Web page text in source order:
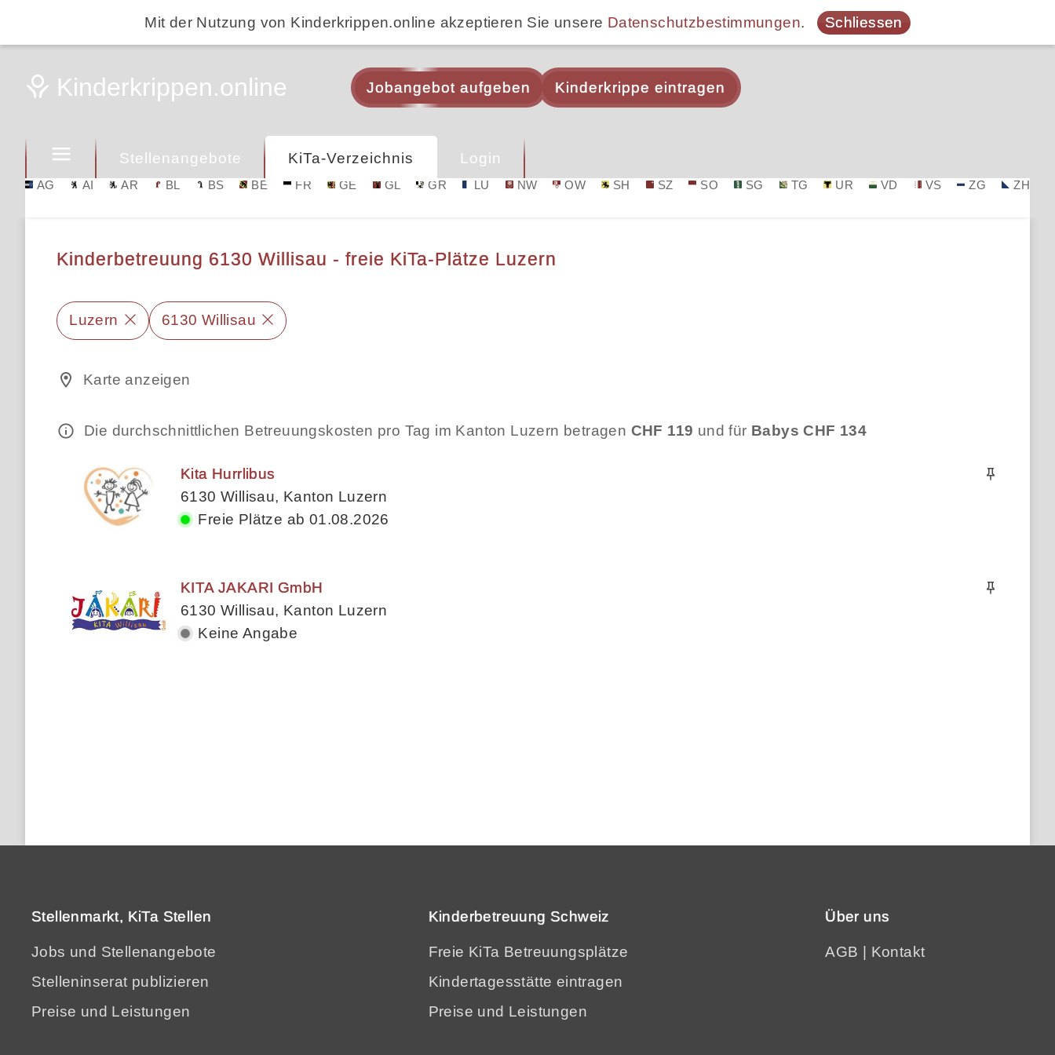
Mit der Nutzung von Kinderkrippen.online akzeptieren Sie unsere Datenschutzbestimmungen. Schliessen
Jobangebot aufgeben Kinderkrippe eintragen
Stellenangebote KiTa-Verzeichnis Login
AG AI AR BL BS BE FR GE GL GR LU NW OW SH SZ SO SG TG UR VD VS ZG ZH
Kinderbetreuung 6130 Willisau - freie KiTa-Plätze Luzern
Luzern 6130 Willisau
Karte anzeigen
Die durchschnittlichen Betreuungskosten pro Tag im Kanton Luzern betragen CHF 119 und für Babys CHF 134
Kita Hurrlibus
6130 Willisau, Kanton Luzern
Freie Plätze ab 01.08.2026
KITA JAKARI GmbH
6130 Willisau, Kanton Luzern
Keine Angabe
Stellenmarkt, KiTa Stellen
Jobs und Stellenangebote
Stelleninserat publizieren
Preise und Leistungen
Kinderbetreuung Schweiz
Freie KiTa Betreuungsplätze
Kindertagesstätte eintragen
Preise und Leistungen
Über uns
AGB Kontakt